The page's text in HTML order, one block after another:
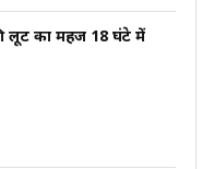
लूट का महज 18 घंटे में